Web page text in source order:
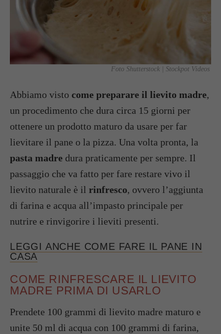
Foto Shutterstock | Stockpot Videos
Abbiamo visto come preparare il lievito madre,
un procedimento che dura circa 15 giorni per
ottenere un prodotto maturo da usare per far
lievitare il pane o la pizza. Una volta pronta, la
pasta madre dura praticamente per sempre. Il
passaggio che va fatto per fare restare vivo il
lievito naturale è il rinfresco, ovvero l’aggiunta
di farina e acqua all’impasto principale per
nutrire e rinvigorire i lieviti presenti.
LEGGI ANCHE COME FARE IL PANE IN
CASA
COME RINFRESCARE IL LIEVITO
MADRE PRIMA DI USARLO
Prendete 100 grammi di lievito madre maturo e
unite 50 ml di acqua con 100 grammi di farina,